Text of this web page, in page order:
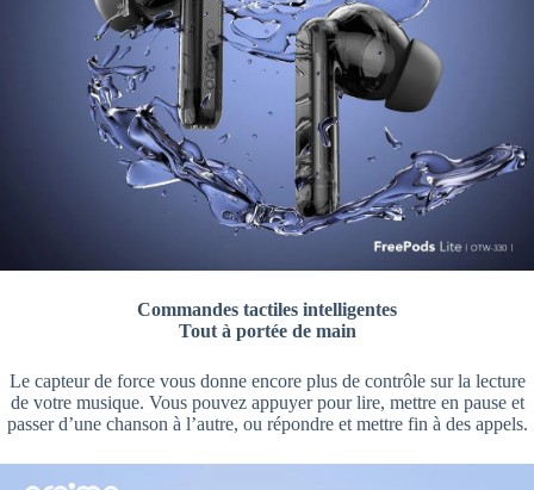
Commandes tactiles intelligentes
Tout à portée de main
Le capteur de force vous donne encore plus de contrôle sur la lecture
de votre musique. Vous pouvez appuyer pour lire, mettre en pause et
passer d’une chanson à l’autre, ou répondre et mettre fin à des appels.